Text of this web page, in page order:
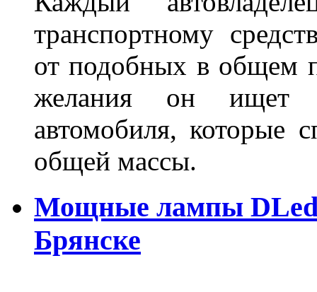
транспортному
от подобных в общем
желания он ищет
автомобиля, которые
общей массы.
Мощные лампы DLed
Брянске